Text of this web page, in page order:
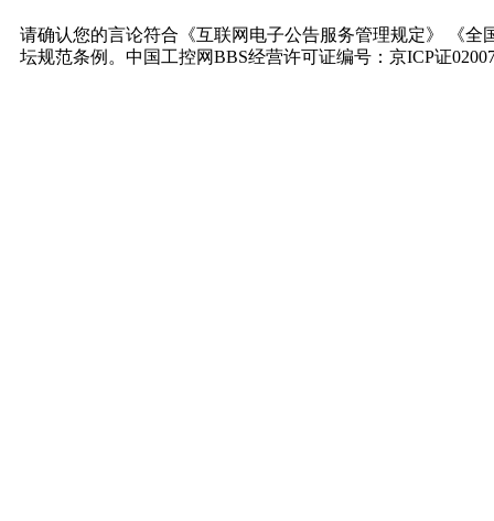
请确认您的言论符合《互联网电子公告服务管理规定》 《
坛规范条例。中国工控网BBS经营许可证编号：京ICP证